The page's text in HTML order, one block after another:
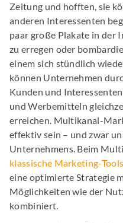
Zeitung und hofften, sie
anderen Interessenten
paar große Plakate in der
zu erregen oder
einem sich stündlich
können Unternehmen
Kunden und
und Werbemitteln
erreichen. Multikanal-
effektiv sein – und zwar
Unternehmens. Beim
klassische Marketing-
eine optimierte Strategie
Möglichkeiten wie der
kombiniert.